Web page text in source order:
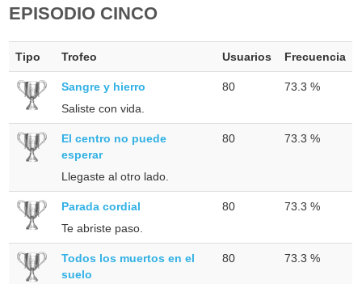
EPISODIO CINCO
Tipo Trofeo Usuarios Frecuencia
Sangre y hierro
Saliste con vida.
80 73.3 %
El centro no puede
esperar
Llegaste al otro lado.
80 73.3 %
Parada cordial
Te abriste paso.
80 73.3 %
Todos los muertos en el
suelo
80 73.3 %